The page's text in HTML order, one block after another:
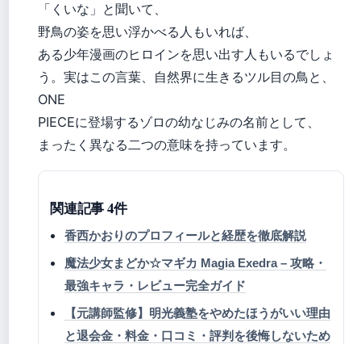
「くいな」と聞いて、
野鳥の姿を思い浮かべる人もいれば、
ある少年漫画のヒロインを思い出す人もいるでしょ
う。実はこの言葉、自然界に生きるツル目の鳥と、
ONE
PIECEに登場するゾロの幼なじみの名前として、
まったく異なる二つの意味を持っています。
関連記事 4件
香西かおりのプロフィールと経歴を徹底解説
魔法少女まどか☆マギカ Magia Exedra – 攻略・
最強キャラ・レビュー完全ガイド
【元講師監修】明光義塾をやめたほうがいい理由
と退会金・料金・口コミ・評判を後悔しないため